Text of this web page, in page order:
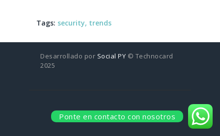
Tags: security, trends
Desarrollado por Social PY © Technocard
2025
Ponte en contacto con nosotros